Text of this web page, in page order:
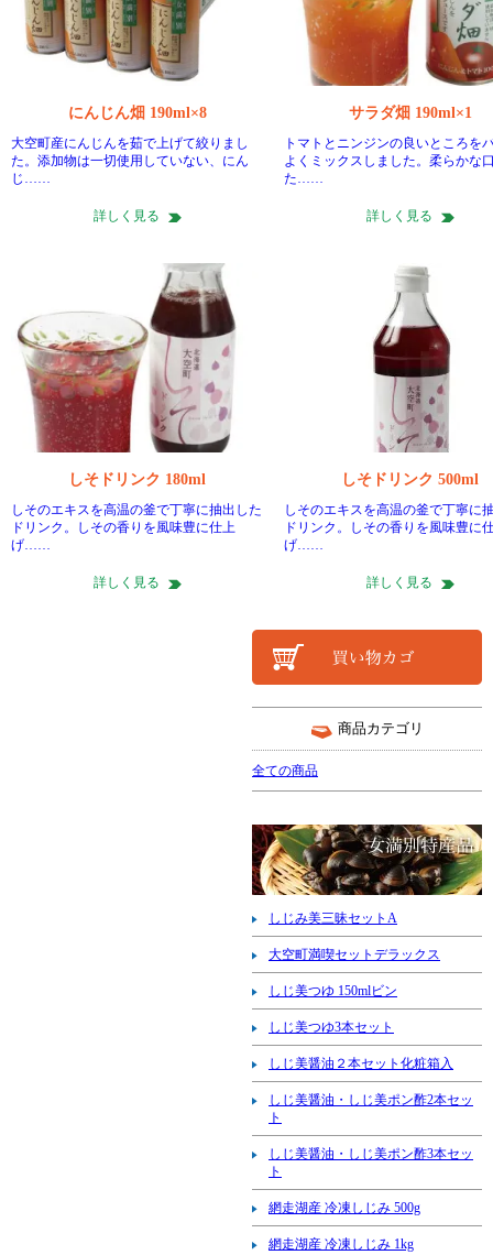
にんじん畑 190ml×8
大空町産にんじんを茹で上げて絞りまし
た。添加物は一切使用していない、にん
じ……
詳しく見る
サラダ畑 190ml×1
トマトとニンジンの良いところを
よくミックスしました。柔らかな
た……
詳しく見る
しそドリンク 180ml
しそのエキスを高温の釜で丁寧に抽出した
ドリンク。しその香りを風味豊に仕上
げ……
詳しく見る
しそドリンク 500ml
しそのエキスを高温の釜で丁寧に
ドリンク。しその香りを風味豊に
げ……
詳しく見る
商品カテゴリ
全ての商品
しじみ美三昧セットA
大空町満喫セットデラックス
しじ美つゆ 150mlビン
しじ美つゆ3本セット
しじ美醤油２本セット化粧箱入
しじ美醤油・しじ美ポン酢2本セッ
ト
しじ美醤油・しじ美ポン酢3本セッ
ト
網走湖産 冷凍しじみ 500g
網走湖産 冷凍しじみ 1kg